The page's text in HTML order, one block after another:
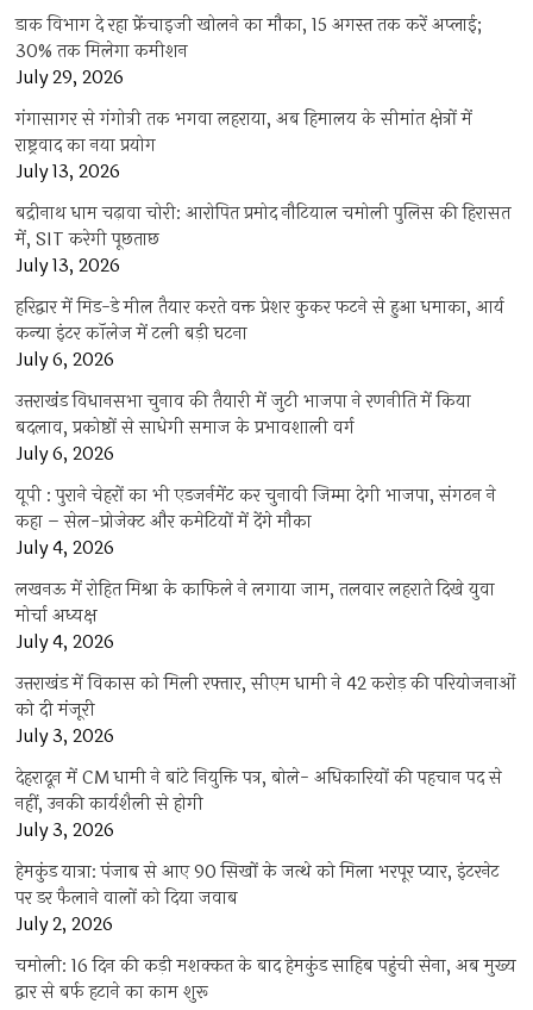
डाक विभाग दे रहा फ्रेंचाइजी खोलने का मौका, 15 अगस्त तक करें अप्लाई;
30% तक मिलेगा कमीशन
July 29, 2026
गंगासागर से गंगोत्री तक भगवा लहराया, अब हिमालय के सीमांत क्षेत्रों में
राष्ट्रवाद का नया प्रयोग
July 13, 2026
बद्रीनाथ धाम चढ़ावा चोरी: आरोपित प्रमोद नौटियाल चमोली पुलिस की हिरासत
में, SIT करेगी पूछताछ
July 13, 2026
हरिद्वार में मिड-डे मील तैयार करते वक्त प्रेशर कुकर फटने से हुआ धमाका, आर्य
कन्या इंटर कॉलेज में टली बड़ी घटना
July 6, 2026
उत्तराखंंड विधानसभा चुनाव की तैयारी में जुटी भाजपा ने रणनीति में किया
बदलाव, प्रकोष्ठों से साधेगी समाज के प्रभावशाली वर्ग
July 6, 2026
यूपी : पुराने चेहरों का भी एडजर्नमेंट कर चुनावी जिम्मा देगी भाजपा, संगठन ने
कहा – सेल-प्रोजेक्ट और कमेटियों में देंगे मौका
July 4, 2026
लखनऊ में रोहित मिश्रा के काफिले ने लगाया जाम, तलवार लहराते दिखे युवा
मोर्चा अध्यक्ष
July 4, 2026
उत्तराखंड में विकास को मिली रफ्तार, सीएम धामी ने 42 करोड़ की परियोजनाओं
को दी मंजूरी
July 3, 2026
देहरादून में CM धामी ने बांटे नियुक्ति पत्र, बोले- अधिकारियों की पहचान पद से
नहीं, उनकी कार्यशैली से होगी
July 3, 2026
हेमकुंड यात्रा: पंजाब से आए 90 सिखों के जत्थे को मिला भरपूर प्यार, इंटरनेट
पर डर फैलाने वालों को दिया जवाब
July 2, 2026
चमोली: 16 दिन की कड़ी मशक्कत के बाद हेमकुंड साहिब पहुंची सेना, अब मुख्य
द्वार से बर्फ हटाने का काम शुरू